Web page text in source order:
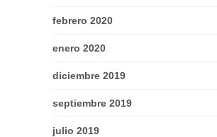
febrero 2020
enero 2020
diciembre 2019
septiembre 2019
julio 2019